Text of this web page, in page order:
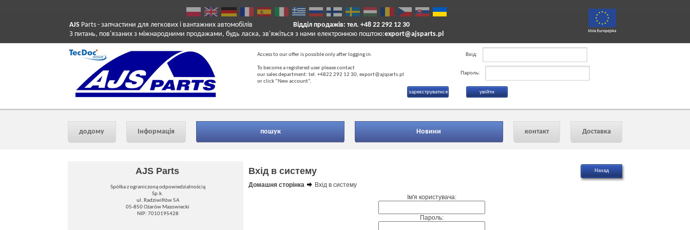
AJS Parts - запчастини для легкових і вантажних автомобілів
З питань, пов'язаних з міжнародними продажами, будь ласка, зв'яжіться з нами електронною поштою:export@ajsparts.pl
Відділ продажів: тел. +48 22 292 12 30
Access to our offer is possible only after logging in.
To become a registered user please contact
our sales department: tel. +4822 292 12 30, export@ajsparts.pl
or click “New account”.
Вхід:
Пароль:
зареєструватися
додому Інформація пошук Новини контакт Доставка
AJS Parts
Spółka z ograniczoną odpowiedzialnością
Sp.k.
ul. Radziwiłłów 5A
05-850 Ożarów Mazowiecki
NIP: 7010195428
Вхід в систему
Домашня сторінка
Вхід в систему
Ім'я користувача:
Пароль: